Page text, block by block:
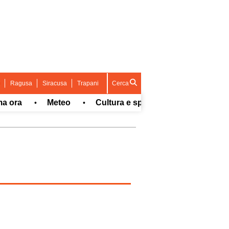
Ragusa Siracusa Trapani Cerca
• Meteo • Cultura e spettacolo